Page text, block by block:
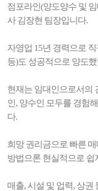
점포라인(양도양수 및
사 김장현 팀장입니다.
자영업 15년 경력으로
등)도 성공적으로 양도
현재는 임대인으로서의
인, 양수인 모두를 경험
다.
희망 권리금으로 빠른
방법으론 현실적으로 쉽
매출, 시설 및 업력, 상권